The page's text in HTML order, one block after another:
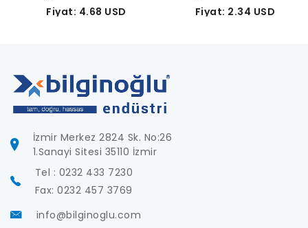
Fiyat: 4.68 USD
Fiyat: 2.34 USD
İzmir Merkez 2824 Sk. No:26
1.Sanayi Sitesi 35110 İzmir
Tel : 0232 433 7230
Fax: 0232 457 3769
info@bilginoglu.com